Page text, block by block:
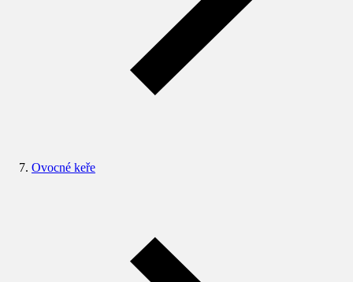
Ovocné keře